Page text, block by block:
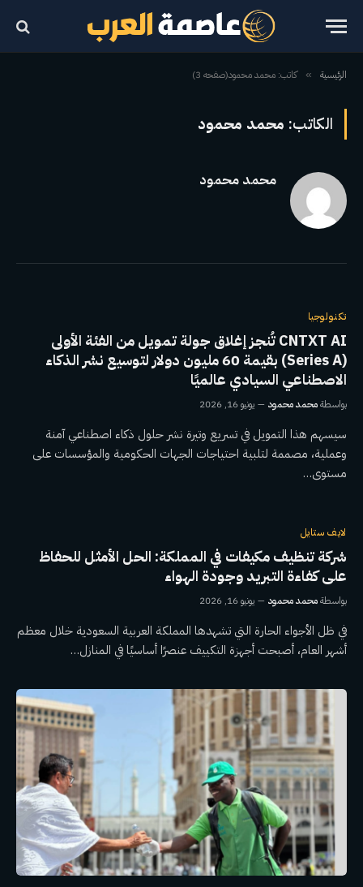
الرئيسية » كاتب: محمد محمود(صفحه 3)
الكاتب: محمد محمود
محمد محمود
تكنولوجيا
CNTXT AI تُنجز إغلاق جولة تمويل من الفئة الأولى
(Series A) بقيمة 60 مليون دولار لتوسيع نشر الذكاء
الاصطناعي السيادي عالميًا
بواسطةمحمد محمود يونيو 16, 2026
سيسهم هذا التمويل في تسريع وتيرة نشر حلول ذكاء اصطناعي آمنة
وعملية، مصممة لتلبية احتياجات الجهات الحكومية والمؤسسات على
مستوى…
لايف ستايل
شركة تنظيف مكيفات في المملكة: الحل الأمثل للحفاظ
على كفاءة التبريد وجودة الهواء
بواسطةمحمد محمود يونيو 16, 2026
في ظل الأجواء الحارة التي تشهدها المملكة العربية السعودية خلال معظم
أشهر العام، أصبحت أجهزة التكييف عنصرًا أساسيًا في المنازل…